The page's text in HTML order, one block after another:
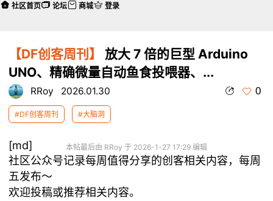
【DF创客周刊】
放大 7 倍的巨型 Arduino
UNO、精确微量自动鱼食投喂器、...
RRoy 2026.01.30 0
#DF创客周刊 #大脑洞
本帖最后由 RRoy 于 2026-1-27 17:29 编辑
[md]
社区公众号记录每周值得分享的创客相关内容，每周
五发布～
欢迎投稿或推荐相关内容。
社区首页 论坛 商城 登录